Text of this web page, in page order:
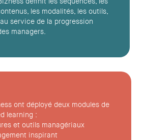
les modalités, les outils,
service de la progression
managers.
ont déployé deux modules de
learning :
et outils managériaux
inspirant